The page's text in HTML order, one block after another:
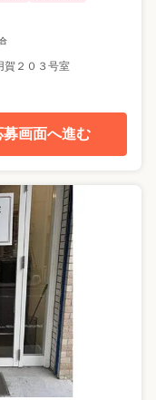
賀２０３号室
募画面へ進む